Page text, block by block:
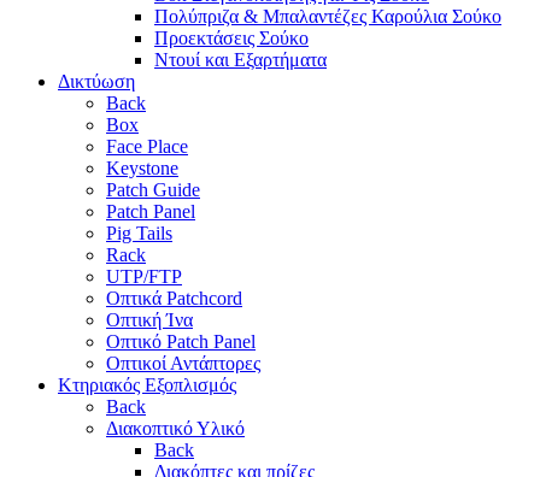
Πολύπριζα & Μπαλαντέζες Καρούλια Σούκο
Προεκτάσεις Σούκο
Ντουί και Εξαρτήματα
Δικτύωση
Back
Box
Face Place
Keystone
Patch Guide
Patch Panel
Pig Tails
Rack
UTP/FTP
Οπτικά Patchcord
Οπτική Ίνα
Οπτικό Patch Panel
Οπτικοί Αντάπτορες
Κτηριακός Εξοπλισμός
Back
Διακοπτικό Υλικό
Back
Διακόπτες και πρίζες